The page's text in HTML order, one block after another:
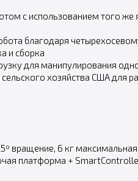
с использованием того же
благодаря
и сборка
для манипулирования
хозяйства США для
вращение, 6 кг
платформа +